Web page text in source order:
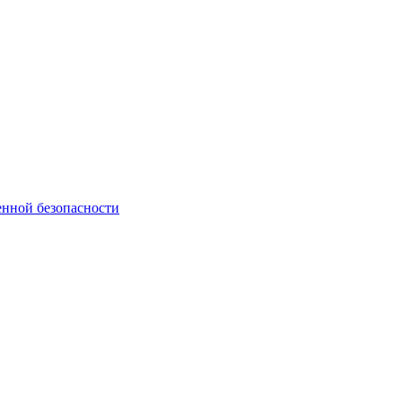
безопасности